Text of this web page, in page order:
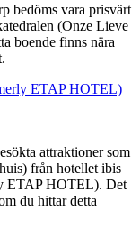
bedöms vara prisvärt
(Onze Lieve
boende finns nära
ETAP HOTEL)
attraktioner som
från hotellet ibis
ETAP HOTEL). Det
du hittar detta